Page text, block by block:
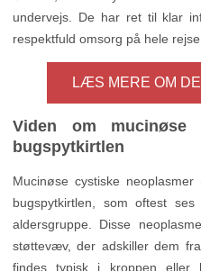
undervejs. De har ret til klar
respektfuld omsorg på hele
LÆS MERE OM
Viden om mucinøse
bugspytkirtlen
Mucinøse cystiske
bugspytkirtlen, som oftest
aldersgruppe. Disse
støttevæv, der adskiller dem
findes typisk i kroppen eller